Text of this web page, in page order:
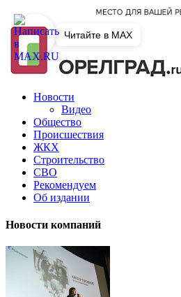
Новости
Видео
Общество
Происшествия
ЖКХ
Строительство
СВО
Рекомендуем
Об издании
Новости компаний
Читайте в MAX